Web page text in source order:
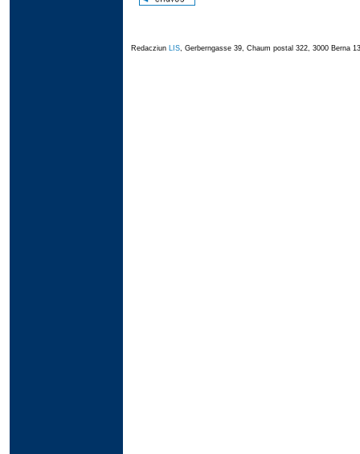
Redacziun LIS, Gerberngasse 39, Chaum postal 322, 3000 Berna